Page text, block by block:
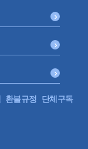
환불규정
단체구독